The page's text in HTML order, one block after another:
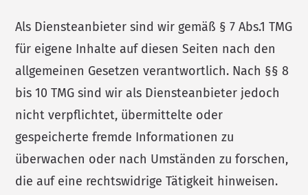
Als Diensteanbieter sind wir gemäß § 7 Abs.1 TMG
für eigene Inhalte auf diesen Seiten nach den
allgemeinen Gesetzen verantwortlich. Nach §§ 8
bis 10 TMG sind wir als Diensteanbieter jedoch
nicht verpflichtet, übermittelte oder
gespeicherte fremde Informationen zu
überwachen oder nach Umständen zu forschen,
die auf eine rechtswidrige Tätigkeit hinweisen.